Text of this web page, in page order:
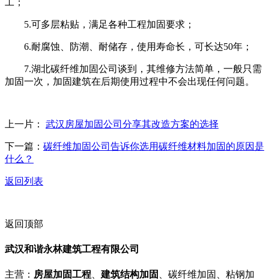
5.可多层粘贴，满足各种工程加固要求；
6.耐腐蚀、防潮、耐储存，使用寿命长，可长达50年；
7.湖北碳纤维加固公司谈到，其维修方法简单，一般只需
加固一次，加固建筑在后期使用过程中不会出现任何问题。
上一片： 武汉房屋加固公司分享其改造方案的选择
下一篇： 碳纤维加固公司告诉你选用碳纤维材料加固的原因是
什么？
返回列表
返回顶部
武汉和谐永林建筑工程有限公司
主营： 房屋加固工程 建筑结构加固 、碳纤维加固、粘钢加